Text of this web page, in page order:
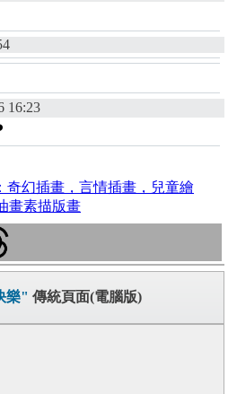
16:23
奇幻插畫，言情插畫，兒童繪
畫素描版畫
樂" 傳統頁面(電腦版)